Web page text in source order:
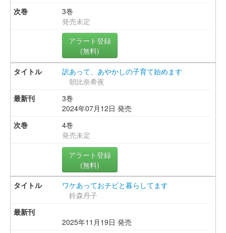
3巻
発売未定
アラート登録
(無料)
訳あって、あやかしの子育て始めます
朝比奈希夜
3巻
2024年07月12日 発売
4巻
発売未定
アラート登録
(無料)
ワケあっておチビと暮らしてます
鈴森丹子
2025年11月19日 発売